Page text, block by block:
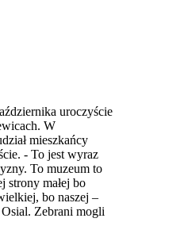
uroczyście
W
mieszkańcy
- To jest wyraz
To muzeum to
strony małej bo
bo naszej –
Zebrani mogli